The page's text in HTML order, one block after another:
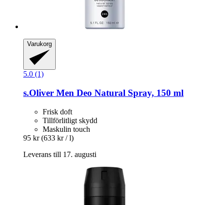
Varukorg
5.0 (1)
s.Oliver Men Deo Natural Spray, 150 ml
Frisk doft
Tillförlitligt skydd
Maskulin touch
95 kr (633 kr / l)
Leverans till 17. augusti